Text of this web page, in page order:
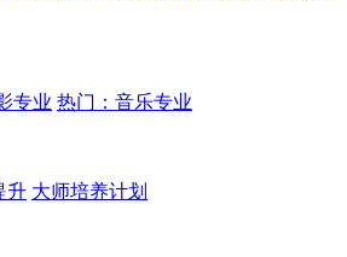
专业 热门：音乐专业
升 大师培养计划